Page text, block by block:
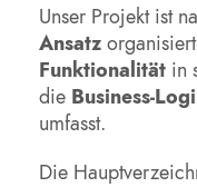
Unser Projekt ist
Ansatz
Funktionalität in
die Business-
umfasst.
Die